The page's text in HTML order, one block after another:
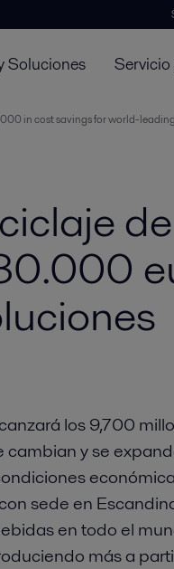
Soluciones
in cost savings for world-
los 9,700
y se
sede en
en todo el
más a